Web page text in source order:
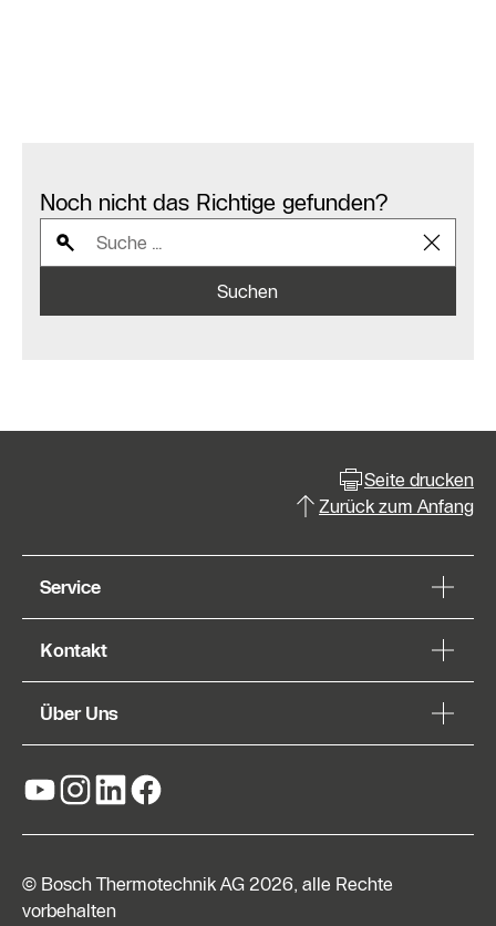
Noch nicht das Richtige gefunden?
Suchen
Seite drucken
Zurück zum Anfang
Service
Kontakt
Über Uns
© Bosch Thermotechnik AG 2026, alle Rechte
vorbehalten